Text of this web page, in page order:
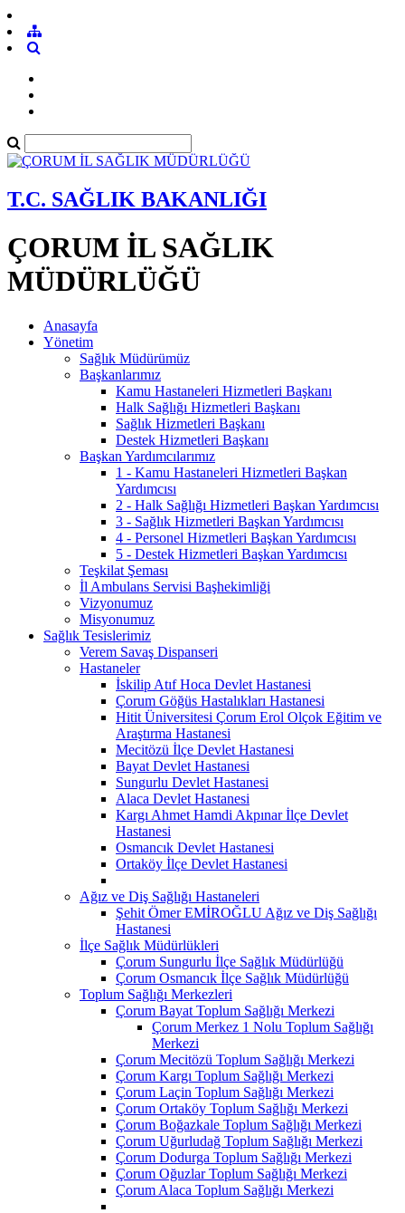
T.C. SAĞLIK BAKANLIĞI
ÇORUM İL SAĞLIK
MÜDÜRLÜĞÜ
Anasayfa
Yönetim
Sağlık Müdürümüz
Başkanlarımız
Kamu Hastaneleri Hizmetleri Başkanı
Halk Sağlığı Hizmetleri Başkanı
Sağlık Hizmetleri Başkanı
Destek Hizmetleri Başkanı
Başkan Yardımcılarımız
1 - Kamu Hastaneleri Hizmetleri Başkan
Yardımcısı
2 - Halk Sağlığı Hizmetleri Başkan Yardımcısı
3 - Sağlık Hizmetleri Başkan Yardımcısı
4 - Personel Hizmetleri Başkan Yardımcısı
5 - Destek Hizmetleri Başkan Yardımcısı
Teşkilat Şeması
İl Ambulans Servisi Başhekimliği
Vizyonumuz
Misyonumuz
Sağlık Tesislerimiz
Verem Savaş Dispanseri
Hastaneler
İskilip Atıf Hoca Devlet Hastanesi
Çorum Göğüs Hastalıkları Hastanesi
Hitit Üniversitesi Çorum Erol Olçok Eğitim ve
Araştırma Hastanesi
Mecitözü İlçe Devlet Hastanesi
Bayat Devlet Hastanesi
Sungurlu Devlet Hastanesi
Alaca Devlet Hastanesi
Kargı Ahmet Hamdi Akpınar İlçe Devlet
Hastanesi
Osmancık Devlet Hastanesi
Ortaköy İlçe Devlet Hastanesi
Ağız ve Diş Sağlığı Hastaneleri
Şehit Ömer EMİROĞLU Ağız ve Diş Sağlığı
Hastanesi
İlçe Sağlık Müdürlükleri
Çorum Sungurlu İlçe Sağlık Müdürlüğü
Çorum Osmancık İlçe Sağlık Müdürlüğü
Toplum Sağlığı Merkezleri
Çorum Bayat Toplum Sağlığı Merkezi
Çorum Merkez 1 Nolu Toplum Sağlığı
Merkezi
Çorum Mecitözü Toplum Sağlığı Merkezi
Çorum Kargı Toplum Sağlığı Merkezi
Çorum Laçin Toplum Sağlığı Merkezi
Çorum Ortaköy Toplum Sağlığı Merkezi
Çorum Boğazkale Toplum Sağlığı Merkezi
Çorum Uğurludağ Toplum Sağlığı Merkezi
Çorum Dodurga Toplum Sağlığı Merkezi
Çorum Oğuzlar Toplum Sağlığı Merkezi
Çorum Alaca Toplum Sağlığı Merkezi